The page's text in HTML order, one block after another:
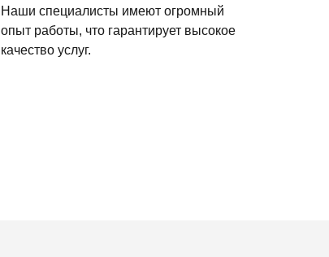
Наши специалисты имеют огромный
опыт работы, что гарантирует высокое
качество услуг.